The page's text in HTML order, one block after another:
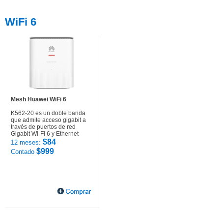
WiFi 6
Mesh Huawei WiFi 6
K562-20 es un doble banda
que admite acceso gigabit a
través de puertos de red
Gigabit Wi-Fi 6 y Ethernet
12 meses: $84
Contado $999